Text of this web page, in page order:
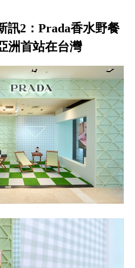
訊2：Prada香水野餐
洲首站在台灣